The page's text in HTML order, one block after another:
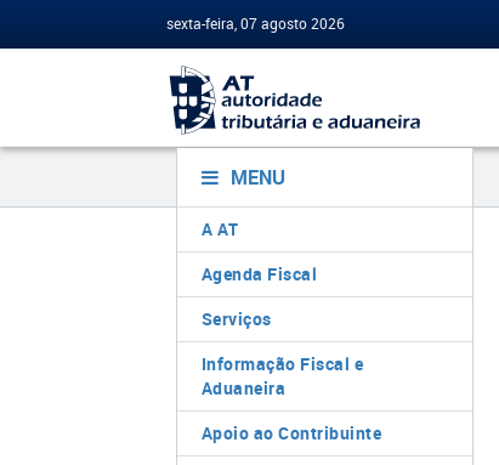
sexta-feira, 07 agosto 2026
MENU
A AT
Agenda Fiscal
Serviços
Informação Fiscal e
Aduaneira
Apoio ao Contribuinte